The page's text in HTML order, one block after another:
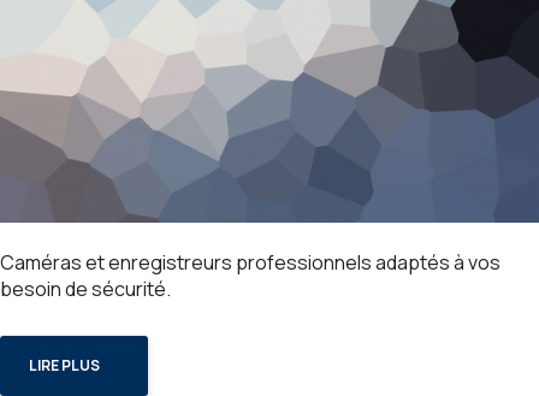
Caméras et enregistreurs professionnels adaptés à vos
besoin de sécurité.
LIRE PLUS